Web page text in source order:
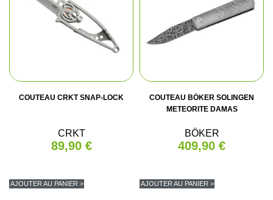
COUTEAU CRKT SNAP-LOCK
CRKT
89,90 €
AJOUTER AU PANIER >
COUTEAU BÖKER SOLINGEN
METEORITE DAMAS
BÖKER
409,90 €
AJOUTER AU PANIER >